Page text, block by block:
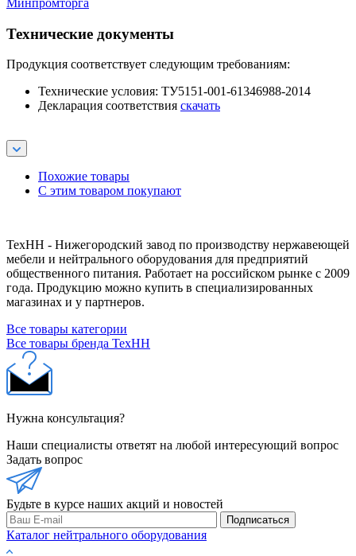
Минпромторга
Технические документы
Продукция соответствует следующим требованиям:
Технические условия: ТУ5151-001-61346988-2014
Декларация соответствия скачать
Похожие товары
С этим товаром покупают
ТехНН - Нижегородский завод по производству нержавеющей
мебели и нейтрального оборудования для предприятий
общественного питания. Работает на российском рынке с 2009
года. Продукцию можно купить в специализированных
магазинах и у партнеров.
Все товары категории
Все товары бренда ТехНН
Нужна консультация?
Наши специалисты ответят на любой интересующий вопрос
Задать вопрос
Будьте в курсе наших акций и новостей
Подписаться
Каталог нейтрального оборудования